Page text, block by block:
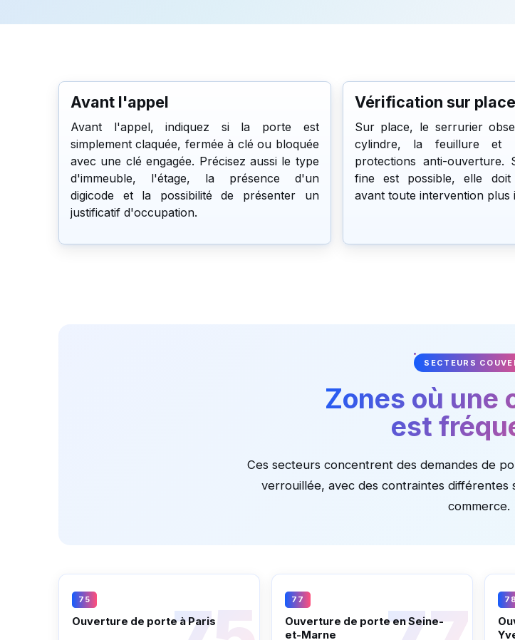
Avant l'appel
Avant l'appel, indiquez si la porte est
simplement claquée, fermée à clé ou bloquée
avec une clé engagée. Précisez aussi le type
d'immeuble, l'étage, la présence d'un
digicode et la possibilité de présenter un
justificatif d'occupation.
Vérification sur place
Sur place, le serrurier
cylindre, la feuillure et
protections anti-ouverture.
fine est possible, elle doit
avant toute intervention plus
SECTEURS
Zones où une
est
Ces secteurs concentrent des demandes de
verrouillée, avec des contraintes différentes
commerce.
75
Ouverture de porte à Paris
77
Ouverture de porte en Seine-
et-Marne
78